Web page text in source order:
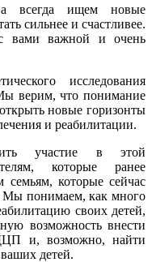
всегда ищем новые
сильнее и счастливее.
вами важной и очень
исследования
верим, что понимание
новые горизонты
и реабилитации.
участие в этой
которые ранее
которые сейчас
Мы понимаем, как много
своих детей,
возможность внести
и, возможно, найти
детей.